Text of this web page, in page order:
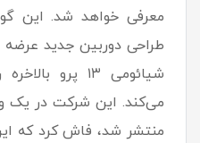
معرفی خواهد شد. این
طراحی دوربین جدید عرضه
منتشر شد، فاش کرد که